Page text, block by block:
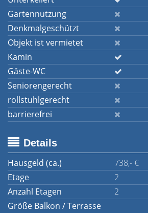
Gartennutzung
Denkmalgeschützt
Objekt ist vermietet
Kamin
Gäste-WC
Seniorengerecht
rollstuhlgerecht
barrierefrei
Details
Hausgeld (ca.)
738,- €
Etage
2
Anzahl Etagen
2
Größe Balkon / Terrasse